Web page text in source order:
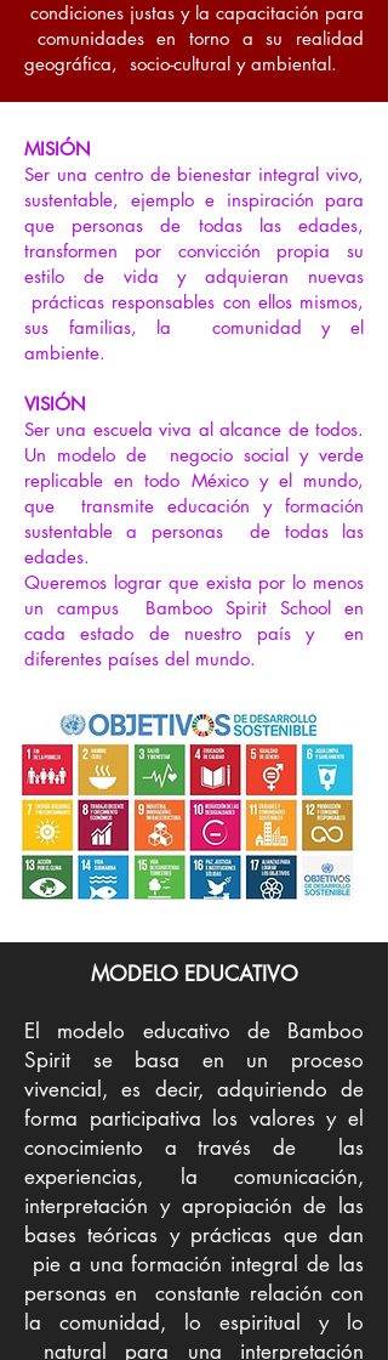
condiciones justas y la capacitación para
comunidades en torno a su realidad
geográfica, socio-cultural y ambiental.
MISIÓN
Ser una centro de bienestar integral vivo,
sustentable, ejemplo e inspiración para
que personas de todas las edades,
transformen por convicción propia su
estilo de vida y adquieran nuevas
prácticas responsables con ellos mismos,
sus familias, la comunidad y el
ambiente.
VISIÓN
Ser una escuela viva al alcance de todos.
Un modelo de negocio social y verde
replicable en todo México y el mundo,
que transmite educación y formación
sustentable a personas de todas las
edades.
Queremos lograr que exista por lo menos
un campus Bamboo Spirit School en
cada estado de nuestro país y en
diferentes países del mundo.
MODELO EDUCATIVO
El modelo educativo de Bamboo
Spirit se basa en un proceso
vivencial, es decir, adquiriendo de
forma participativa los valores y el
conocimiento a través de las
experiencias, la comunicación,
interpretación y apropiación de las
bases teóricas y prácticas que dan
pie a una formación integral de las
personas en constante relación con
la comunidad, lo espiritual y lo
natural para una interpretación